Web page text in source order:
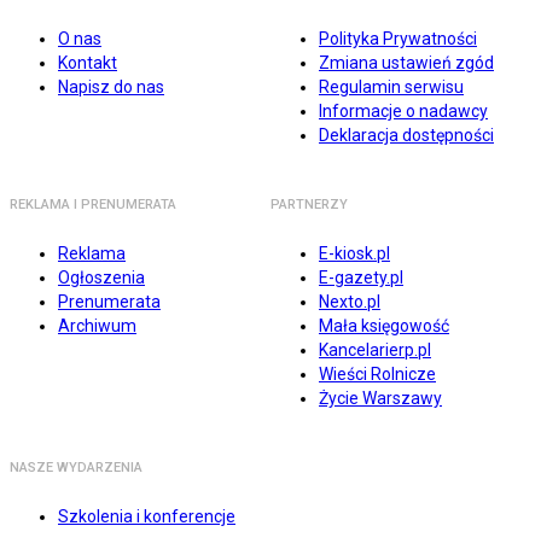
O nas
Kontakt
Napisz do nas
Polityka Prywatności
Zmiana ustawień zgód
Regulamin serwisu
Informacje o nadawcy
Deklaracja dostępności
REKLAMA I PRENUMERATA
Reklama
Ogłoszenia
Prenumerata
Archiwum
PARTNERZY
E-kiosk.pl
E-gazety.pl
Nexto.pl
Mała księgowość
Kancelarierp.pl
Wieści Rolnicze
Życie Warszawy
NASZE WYDARZENIA
Szkolenia i konferencje